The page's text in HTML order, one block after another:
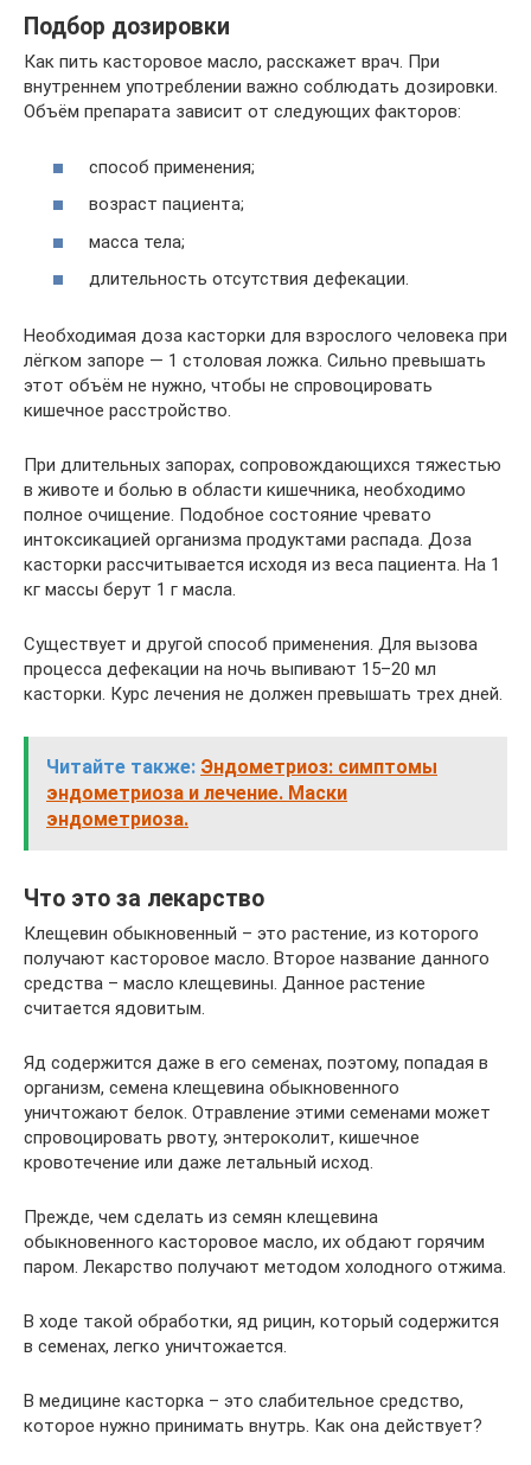
Подбор дозировки
Как пить касторовое масло, расскажет врач. При
внутреннем употреблении важно соблюдать дозировки.
Объём препарата зависит от следующих факторов:
способ применения;
возраст пациента;
масса тела;
длительность отсутствия дефекации.
Необходимая доза касторки для взрослого человека при
лёгком запоре — 1 столовая ложка. Сильно превышать
этот объём не нужно, чтобы не спровоцировать
кишечное расстройство.
При длительных запорах, сопровождающихся тяжестью
в животе и болью в области кишечника, необходимо
полное очищение. Подобное состояние чревато
интоксикацией организма продуктами распада. Доза
касторки рассчитывается исходя из веса пациента. На 1
кг массы берут 1 г масла.
Существует и другой способ применения. Для вызова
процесса дефекации на ночь выпивают 15–20 мл
касторки. Курс лечения не должен превышать трех дней.
Читайте также: Эндометриоз: симптомы
эндометриоза и лечение. Маски
эндометриоза.
Что это за лекарство
Клещевин обыкновенный – это растение, из которого
получают касторовое масло. Второе название данного
средства – масло клещевины. Данное растение
считается ядовитым.
Яд содержится даже в его семенах, поэтому, попадая в
организм, семена клещевина обыкновенного
уничтожают белок. Отравление этими семенами может
спровоцировать рвоту, энтероколит, кишечное
кровотечение или даже летальный исход.
Прежде, чем сделать из семян клещевина
обыкновенного касторовое масло, их обдают горячим
паром. Лекарство получают методом холодного отжима.
В ходе такой обработки, яд рицин, который содержится
в семенах, легко уничтожается.
В медицине касторка – это слабительное средство,
которое нужно принимать внутрь. Как она действует?